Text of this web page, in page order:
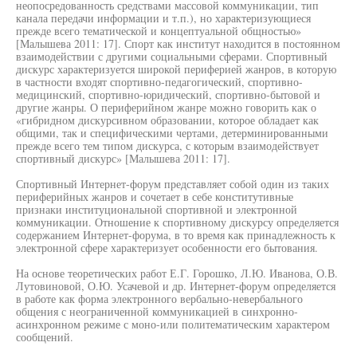
неопосредованность средствами массовой коммуникации, тип
канала передачи информации и т.п.), но характеризующиеся
прежде всего тематической и концептуальной общностью»
[Малышева 2011: 17]. Спорт как институт находится в постоянном
взаимодействии с другими социальными сферами. Спортивный
дискурс характеризуется широкой периферией жанров, в которую
в частности входят спортивно-педагогический, спортивно-
медицинский, спортивно-юридический, спортивно-бытовой и
другие жанры. О периферийном жанре можно говорить как о
«гибридном дискурсивном образовании, которое обладает как
общими, так и специфическими чертами, детерминированными
прежде всего тем типом дискурса, с которым взаимодействует
спортивный дискурс» [Малышева 2011: 17].
Спортивный Интернет-форум представляет собой один из таких
периферийных жанров и сочетает в себе конститутивные
признаки институциональной спортивной и электронной
коммуникации. Отношение к спортивному дискурсу определяется
содержанием Интернет-форума, в то время как принадлежность к
электронной сфере характеризует особенности его бытования.
На основе теоретических работ Е.Г. Горошко, Л.Ю. Иванова, О.В.
Лутовиновой, О.Ю. Усачевой и др. Интернет-форум определяется
в работе как форма электронного вербально-невербального
общения с неограниченной коммуникацией в синхронно-
асинхронном режиме с моно-или политематическим характером
сообщений.